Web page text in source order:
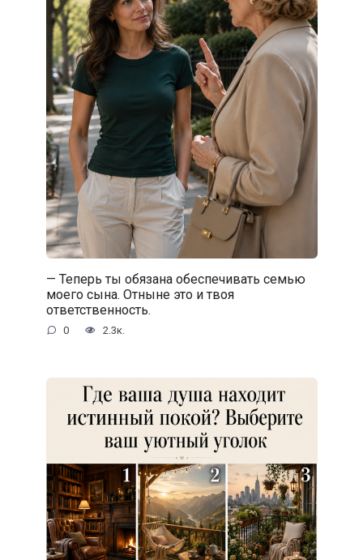
— Теперь ты обязана обеспечивать семью
моего сына. Отныне это и твоя
ответственность.
0 2.3к.